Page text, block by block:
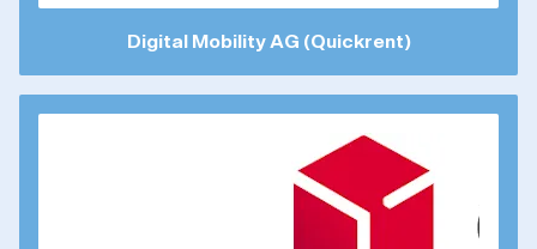
Digital Mobility AG (Quickrent)